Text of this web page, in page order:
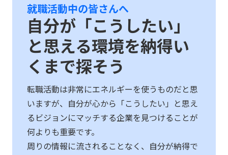
就職活動中の皆さんへ
自分が「こうしたい」
と思える環境を納得い
くまで探そう
転職活動は非常にエネルギーを使うものだと思
いますが、自分が心から「こうしたい」と思え
るビジョンにマッチする企業を見つけることが
何よりも重要です。
周りの情報に流されることなく、自分が納得で